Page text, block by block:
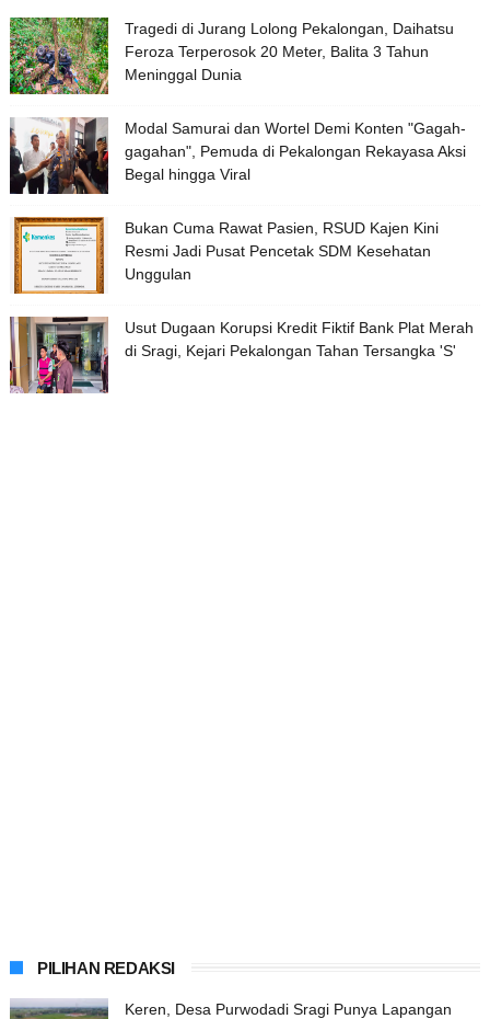
Tragedi di Jurang Lolong Pekalongan, Daihatsu
Feroza Terperosok 20 Meter, Balita 3 Tahun
Meninggal Dunia
Modal Samurai dan Wortel Demi Konten "Gagah-
gagahan", Pemuda di Pekalongan Rekayasa Aksi
Begal hingga Viral
Bukan Cuma Rawat Pasien, RSUD Kajen Kini
Resmi Jadi Pusat Pencetak SDM Kesehatan
Unggulan
Usut Dugaan Korupsi Kredit Fiktif Bank Plat Merah
di Sragi, Kejari Pekalongan Tahan Tersangka 'S'
PILIHAN REDAKSI
Keren, Desa Purwodadi Sragi Punya Lapangan